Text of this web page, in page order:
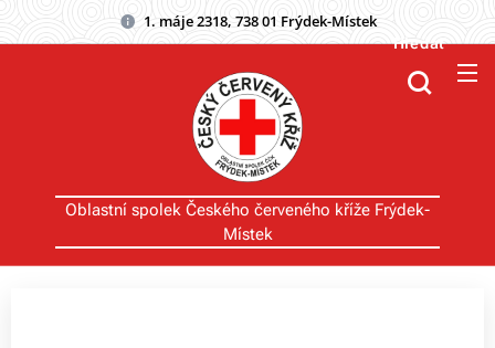
1. máje 2318, 738 01 Frýdek-Místek
Oblastní spolek Českého červeného kříže Frýdek-
Místek
Hledat